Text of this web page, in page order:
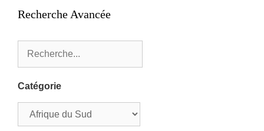
Recherche Avancée
Catégorie